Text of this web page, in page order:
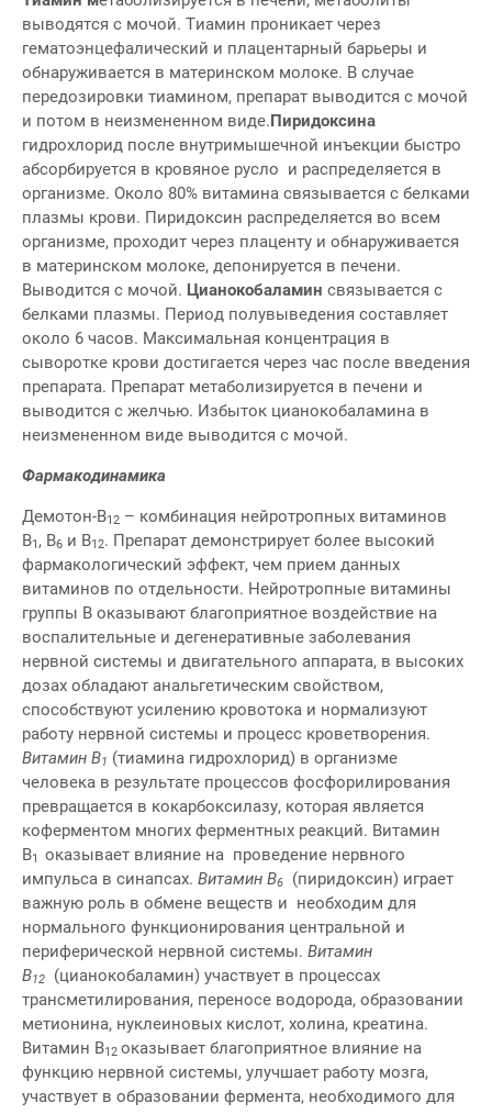
выводятся с мочой. Тиамин проникает через
гематоэнцефалический и плацентарный барьеры и
обнаруживается в материнском молоке. В случае
передозировки тиамином, препарат выводится с мочой
и потом в неизмененном виде.Пиридоксина
гидрохлорид после внутримышечной инъекции быстро
абсорбируется в кровяное русло и распределяется в
организме. Около 80% витамина связывается с белками
плазмы крови. Пиридоксин распределяется во всем
организме, проходит через плаценту и обнаруживается
в материнском молоке, депонируется в печени.
Выводится с мочой. Цианокобаламин связывается с
белками плазмы. Период полувыведения составляет
около 6 часов. Максимальная концентрация в
сыворотке крови достигается через час после введения
препарата. Препарат метаболизируется в печени и
выводится с желчью. Избыток цианокобаламина в
неизмененном виде выводится с мочой.
Фармакодинамика
Демотон-В12 – комбинация нейротропных витаминов
В1 , В6 и В12. Препарат демонстрирует более высокий
фармакологический эффект, чем прием данных
витаминов по отдельности. Нейротропные витамины
группы В оказывают благоприятное воздействие на
воспалительные и дегенеративные заболевания
нервной системы и двигательного аппарата, в высоких
дозах обладают анальгетическим свойством,
способствуют усилению кровотока и нормализуют
работу нервной системы и процесс кроветворения.
Витамин В1 (тиамина гидрохлорид) в организме
человека в результате процессов фосфорилирования
превращается в кокарбоксилазу, которая является
коферментом многих ферментных реакций. Витамин
В1 оказывает влияние на проведение нервного
импульса в синапсах. Витамин В6
(пиридоксин) играет
важную роль в обмене веществ и необходим для
нормального функционирования центральной и
периферической нервной системы. Витамин
В12
(цианокобаламин) участвует в процессах
трансметилирования, переносе водорода, образовании
метионина, нуклеиновых кислот, холина, креатина.
Витамин В12 оказывает благоприятное влияние на
функцию нервной системы, улучшает работу мозга,
участвует в образовании фермента, необходимого для